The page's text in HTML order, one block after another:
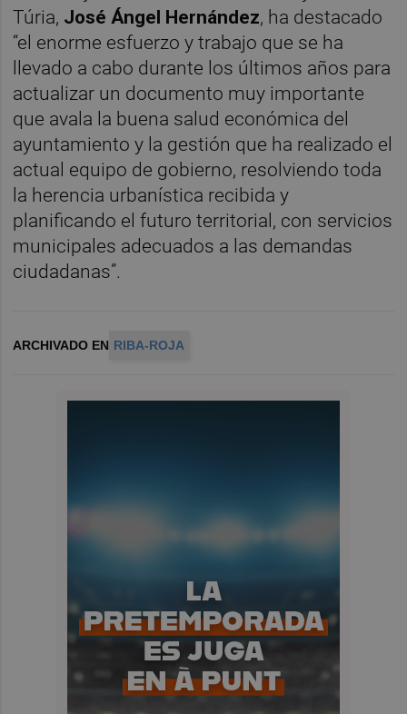
Túria, José Ángel Hernández, ha destacado
“el enorme esfuerzo y trabajo que se ha
llevado a cabo durante los últimos años para
actualizar un documento muy importante
que avala la buena salud económica del
ayuntamiento y la gestión que ha realizado el
actual equipo de gobierno, resolviendo toda
la herencia urbanística recibida y
planificando el futuro territorial, con servicios
municipales adecuados a las demandas
ciudadanas”.
ARCHIVADO EN RIBA-ROJA